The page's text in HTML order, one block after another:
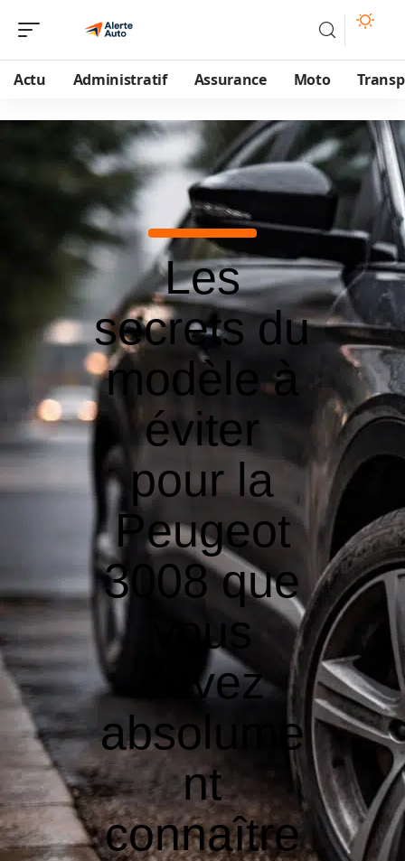
Actu Administratif Assurance Moto
Les
secrets du
modèle à
éviter
pour la
Peugeot
3008 que
vous
devez
absolume
nt
connaître